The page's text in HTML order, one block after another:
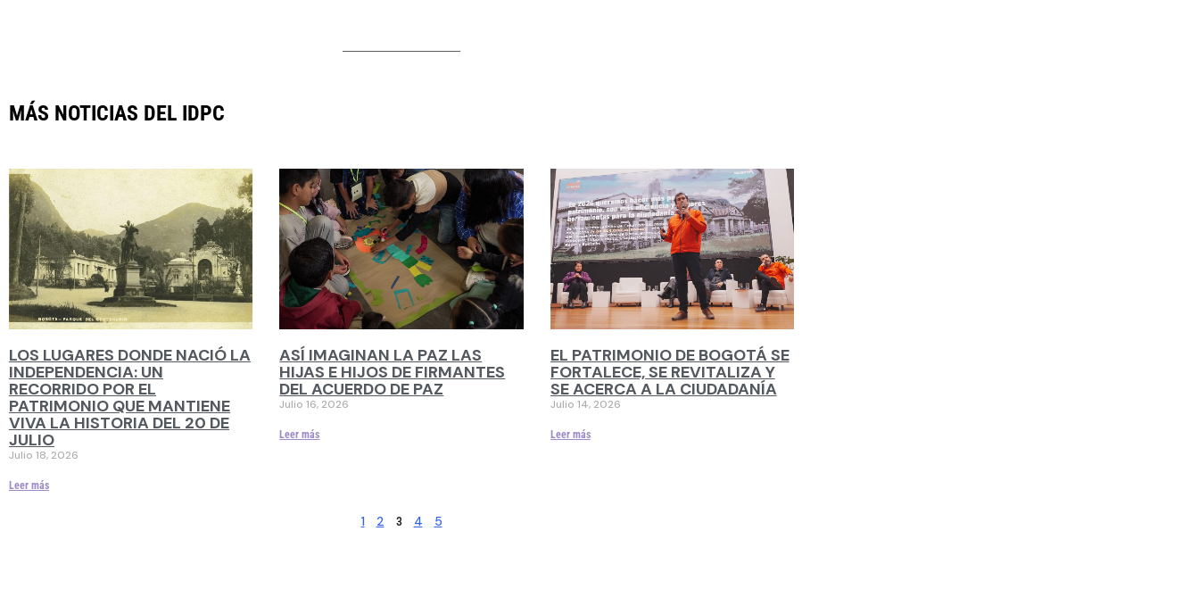
MÁS NOTICIAS DEL IDPC
LOS LUGARES DONDE NACIÓ LA
INDEPENDENCIA: UN
RECORRIDO POR EL
PATRIMONIO QUE MANTIENE
VIVA LA HISTORIA DEL 20 DE
JULIO
Julio 18, 2026
Leer más
ASÍ IMAGINAN LA PAZ LAS
HIJAS E HIJOS DE FIRMANTES
DEL ACUERDO DE PAZ
Julio 16, 2026
Leer más
EL PATRIMONIO DE BOGOTÁ SE
FORTALECE, SE REVITALIZA Y
SE ACERCA A LA CIUDADANÍA
Julio 14, 2026
Leer más
1 2 3 4 5